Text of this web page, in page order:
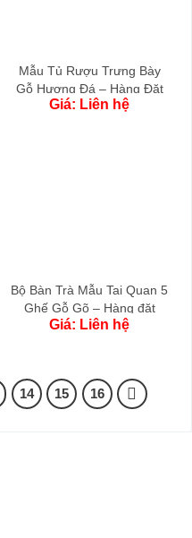
Mẫu Tủ Rượu Trưng Bày
Gỗ Hương Đá – Hàng Đặt
Giá: Liên hệ
Bộ Bàn Trà Mẫu Tai Quan 5
Ghế Gỗ Gõ – Hàng đặt
Giá: Liên hệ
14 15 16